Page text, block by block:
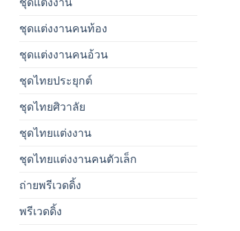
ชุดแต่งงาน
ชุดแต่งงานคนท้อง
ชุดแต่งงานคนอ้วน
ชุดไทยประยุกต์
ชุดไทยศิวาลัย
ชุดไทยแต่งงาน
ชุดไทยแต่งงานคนตัวเล็ก
ถ่ายพรีเวดดิ้ง
พรีเวดดิ้ง